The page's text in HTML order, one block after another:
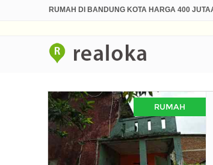
RUMAH DI BANDUNG KOTA HARGA 400
RUMAH